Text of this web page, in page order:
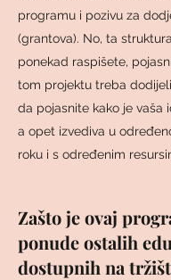
programu i pozivu za
(grantova). No, ta
ponekad raspišete,
tom projektu treba
da pojasnite kako je vaša
a opet izvediva u
roku i s određenim
Zašto je ovaj
ponude ostalih
dostupnih na